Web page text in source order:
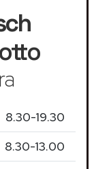
8.30-19.30
8.30-13.00